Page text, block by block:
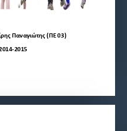
Παναγιώτης (ΠΕ 03)
2015